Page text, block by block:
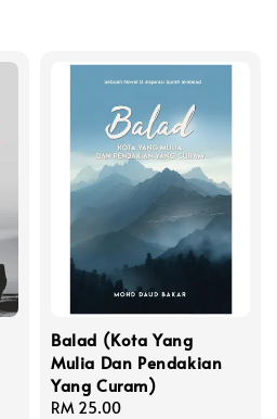
Balad (Kota Yang
Mulia Dan Pendakian
Yang Curam)
Regular
RM 25.00